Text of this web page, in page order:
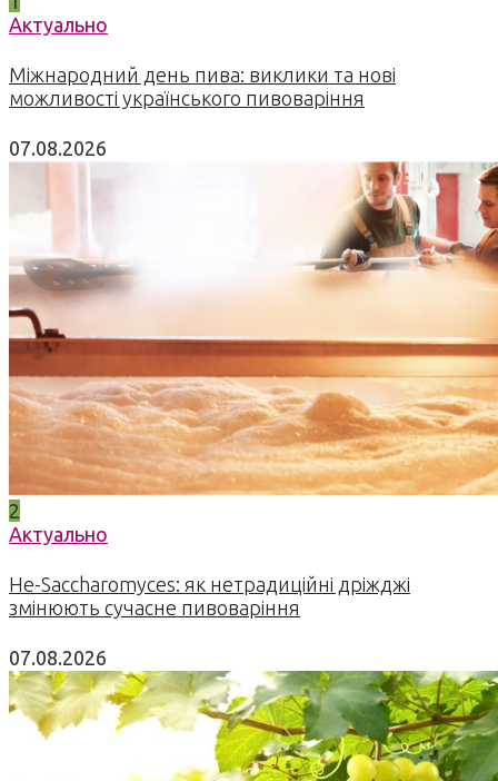
Актуально
Міжнародний день пива: виклики та нові
можливості українського пивоваріння
07.08.2026
2
Актуально
Не-Saccharomyces: як нетрадиційні дріжджі
змінюють сучасне пивоваріння
07.08.2026